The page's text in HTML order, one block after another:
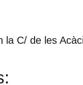
la C/ de les